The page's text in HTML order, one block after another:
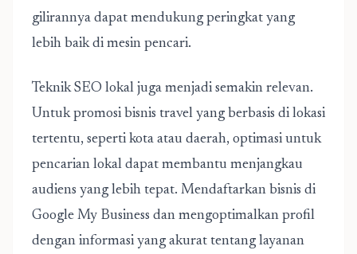
gilirannya dapat mendukung peringkat yang
lebih baik di mesin pencari.
Teknik SEO lokal juga menjadi semakin relevan.
Untuk promosi bisnis travel yang berbasis di lokasi
tertentu, seperti kota atau daerah, optimasi untuk
pencarian lokal dapat membantu menjangkau
audiens yang lebih tepat. Mendaftarkan bisnis di
Google My Business dan mengoptimalkan profil
dengan informasi yang akurat tentang layanan